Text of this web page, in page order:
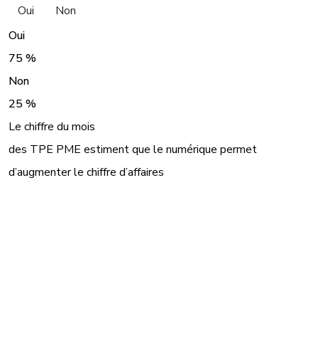
Oui
Non
Oui
75 %
Non
25 %
Le chiffre du mois
des TPE PME estiment que le numérique permet
d’augmenter le chiffre d’affaires